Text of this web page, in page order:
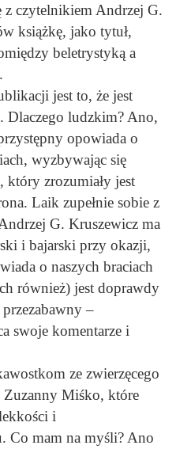
z czytelnikiem Andrzej G.
książkę, jako tytuł,
beletrystyką a
jest to, że jest
Dlaczego ludzkim? Ano,
opowiada o
wyzbywając się
zrozumiały jest
Laik zupełnie sobie z
G. Kruszewicz ma
i bajarski przy okazji,
o naszych braciach
również) jest doprawdy
–
swoje komentarze i
ze zwierzęcego
Zuzanny Miśko, które
i
Co mam na myśli? Ano